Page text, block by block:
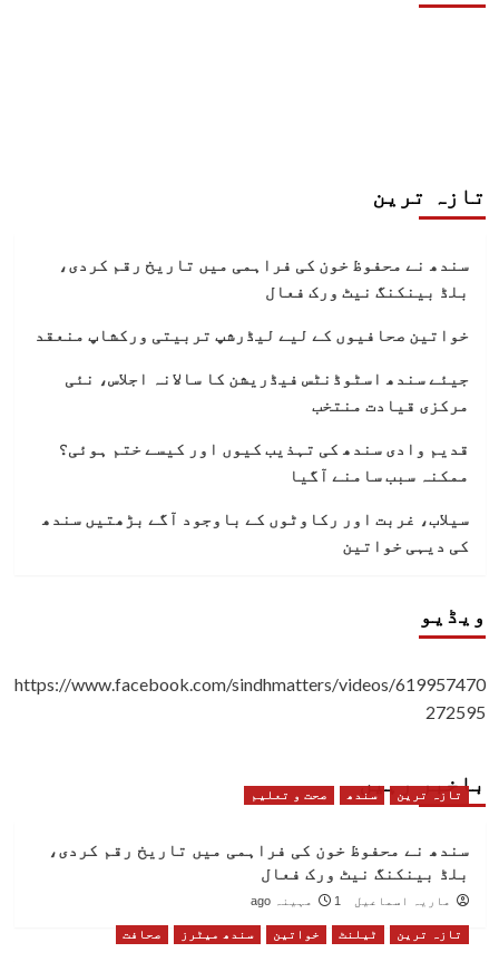
تازہ ترین
سندھ نے محفوظ خون کی فراہمی میں تاریخ رقم کردی،
بلڈ بینکنگ نیٹ ورک فعال
خواتین صحافیوں کے لیے لیڈرشپ تربیتی ورکشاپ منعقد
جیئے سندھ اسٹوڈنٹس فیڈریشن کا سالانہ اجلاس، نئی
مرکزی قیادت منتخب
قدیم وادی سندھ کی تہذیب کیوں اور کیسے ختم ہوئی؟
ممکنہ سبب سامنے آگیا
سیلاب، غربت اور رکاوٹوں کے باوجود آگے بڑھتیں سندھ
کی دیہی خواتین
ویڈیو
https://www.facebook.com/sindhmatters/videos/619957470
272595
باخبر رہیں
تازہ ترین سندھ صحت و تعلیم
سندھ نے محفوظ خون کی فراہمی میں تاریخ رقم کردی،
بلڈ بینکنگ نیٹ ورک فعال
ماریہ اسماعیل 1 مہینہ ago
تازہ ترین ٹیلنٹ خواتین سندھ میٹرز صحافت